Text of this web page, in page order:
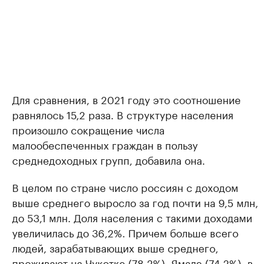
Для сравнения, в 2021 году это соотношение
равнялось 15,2 раза. В структуре населения
произошло сокращение числа
малообеспеченных граждан в пользу
среднедоходных групп, добавила она.
В целом по стране число россиян с доходом
выше среднего выросло за год почти на 9,5 млн,
до 53,1 млн. Доля населения с такими доходами
увеличилась до 36,2%. Причем больше всего
людей, зарабатывающих выше среднего,